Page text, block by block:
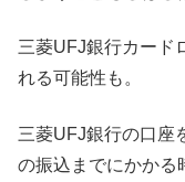
三菱UFJ銀行カード
れる可能性も。
三菱UFJ銀行の口座
の振込までにかかる